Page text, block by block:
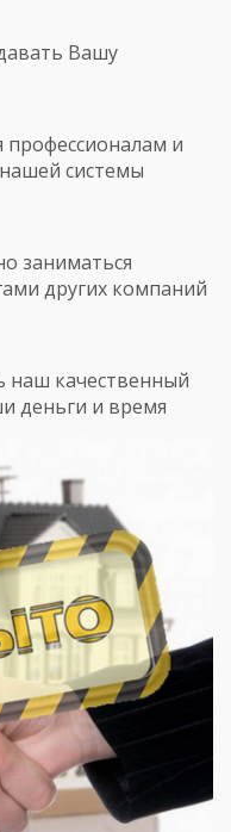
Вашу
профессионалам и
системы
заниматься
других компаний
наш качественный
деньги и время